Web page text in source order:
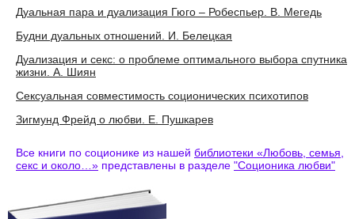
Дуальная пара и дуализация Гюго – Робеспьер. В. Мегедь
Будни дуальных отношений. И. Белецкая
Дуализация и секс: о проблеме оптимального выбора спутника
жизни. А. Шиян
Сексуальная совместимость соционических психотипов
Зигмунд Фрейд о любви. Е. Пушкарев
Все книги по соционике из нашей библиотеки «Любовь, семья,
секс и около…» представлены в разделе "Соционика любви"